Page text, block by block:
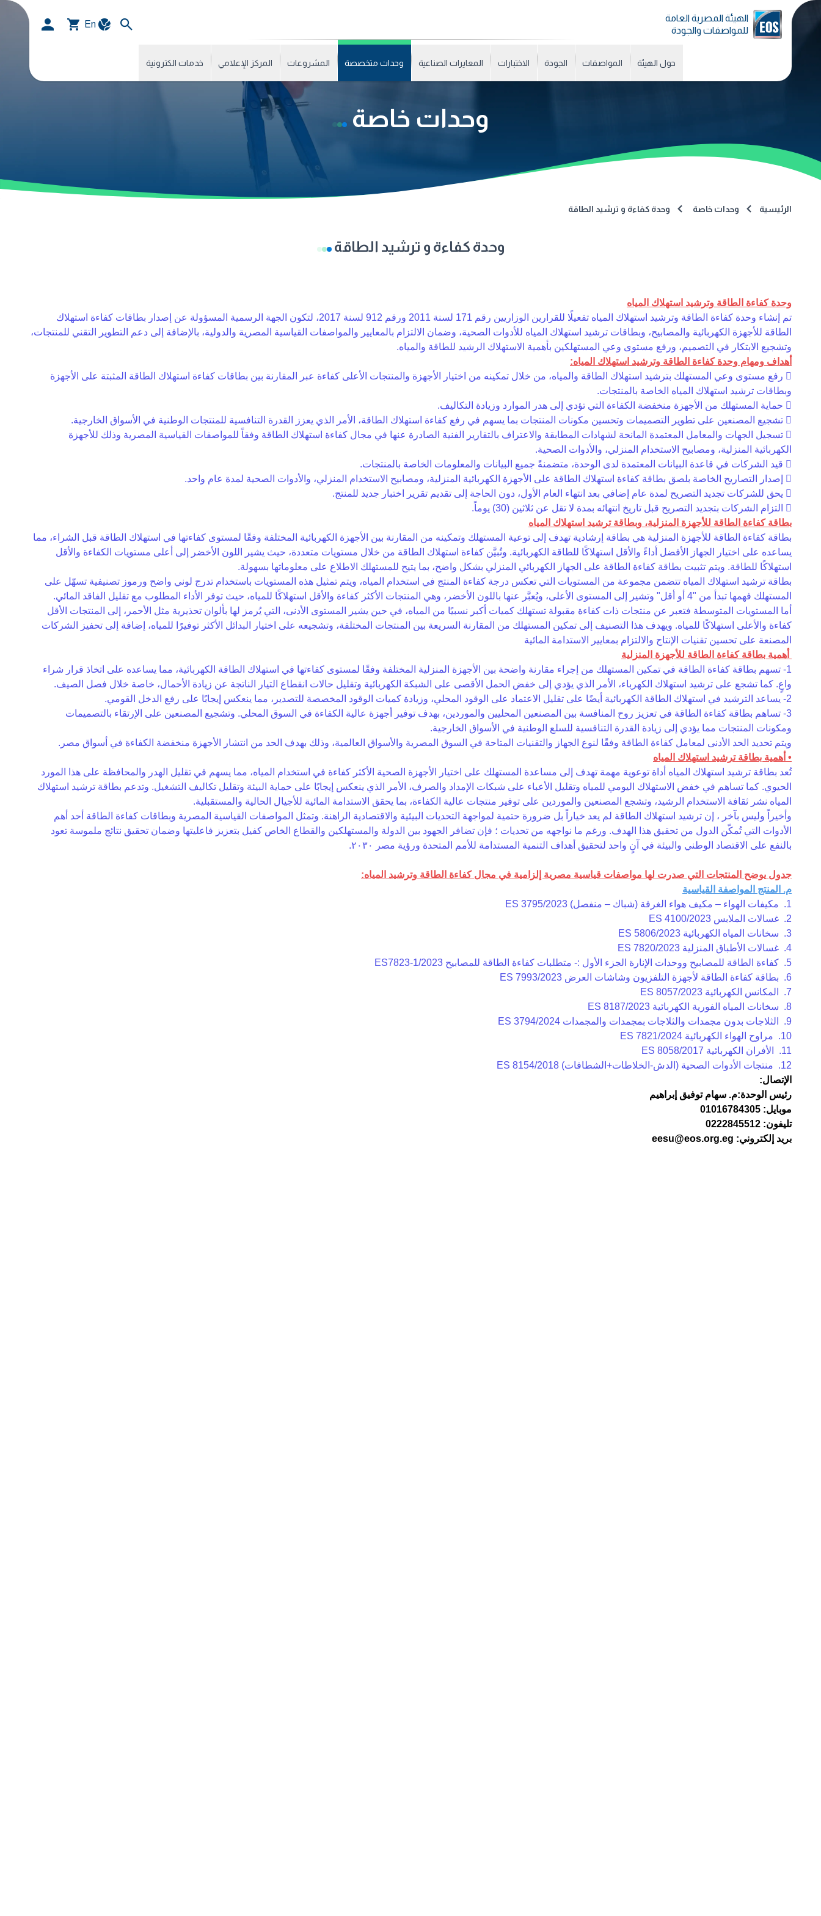
الهيئة المصرية العامة
للمواصفات والجودة
En
حول الهيئة المواصفات الجودة الاختبارات المعايرات الصناعية وحدات متخصصة المشروعات المركز الإعلامي خدمات الكترونية
وحدات خاصة
الرئيسية وحدات خاصة وحدة كفاءة و ترشيد الطاقة
وحدة كفاءة و ترشيد الطاقة
وحدة كفاءة الطاقة وترشيد استهلاك المياه
تم إنشاء وحدة كفاءة الطاقة وترشيد استهلاك المياه تفعيلًا للقرارين الوزاريين رقم 171 لسنة 2011 ورقم 912 لسنة 2017، لتكون الجهة الرسمية المسؤولة عن إصدار بطاقات كفاءة استهلاك
الطاقة للأجهزة الكهربائية والمصابيح، وبطاقات ترشيد استهلاك المياه للأدوات الصحية، وضمان الالتزام بالمعايير والمواصفات القياسية المصرية والدولية، بالإضافة إلى دعم التطوير التقني للمنتجات،
وتشجيع الابتكار في التصميم، ورفع مستوى وعي المستهلكين بأهمية الاستهلاك الرشيد للطاقة والمياه.
أهداف ومهام وحدة كفاءة الطاقة وترشيد استهلاك المياه:
 رفع مستوى وعي المستهلك بترشيد استهلاك الطاقة والمياه، من خلال تمكينه من اختيار الأجهزة والمنتجات الأعلى كفاءة عبر المقارنة بين بطاقات كفاءة استهلاك الطاقة المثبتة على الأجهزة
وبطاقات ترشيد استهلاك المياه الخاصة بالمنتجات.
 حماية المستهلك من الأجهزة منخفضة الكفاءة التي تؤدي إلى هدر الموارد وزيادة التكاليف.
 تشجيع المصنعين على تطوير التصميمات وتحسين مكونات المنتجات بما يسهم في رفع كفاءة استهلاك الطاقة، الأمر الذي يعزز القدرة التنافسية للمنتجات الوطنية في الأسواق الخارجية.
 تسجيل الجهات والمعامل المعتمدة المانحة لشهادات المطابقة والاعتراف بالتقارير الفنية الصادرة عنها في مجال كفاءة استهلاك الطاقة وفقاً للمواصفات القياسية المصرية وذلك للأجهزة
الكهربائية المنزلية، ومصابيح الاستخدام المنزلي، والأدوات الصحية.
 قيد الشركات في قاعدة البيانات المعتمدة لدى الوحدة، متضمنةً جميع البيانات والمعلومات الخاصة بالمنتجات.
 إصدار التصاريح الخاصة بلصق بطاقة كفاءة استهلاك الطاقة على الأجهزة الكهربائية المنزلية، ومصابيح الاستخدام المنزلي، والأدوات الصحية لمدة عام واحد.
 يحق للشركات تجديد التصريح لمدة عام إضافي بعد انتهاء العام الأول، دون الحاجة إلى تقديم تقرير اختبار جديد للمنتج.
 التزام الشركات بتجديد التصريح قبل تاريخ انتهائه بمدة لا تقل عن ثلاثين (30) يوماً.
بطاقة كفاءة الطاقة للأجهزة المنزلية، وبطاقة ترشيد استهلاك المياه
بطاقة كفاءة الطاقة للأجهزة المنزلية هي بطاقة إرشادية تهدف إلى توعية المستهلك وتمكينه من المقارنة بين الأجهزة الكهربائية المختلفة وفقًا لمستوى كفاءتها في استهلاك الطاقة قبل الشراء، مما
يساعده على اختيار الجهاز الأفضل أداءً والأقل استهلاكًا للطاقة الكهربائية. وتُبيَّن كفاءة استهلاك الطاقة من خلال مستويات متعددة، حيث يشير اللون الأخضر إلى أعلى مستويات الكفاءة والأقل
استهلاكًا للطاقة. ويتم تثبيت بطاقة كفاءة الطاقة على الجهاز الكهربائي المنزلي بشكل واضح، بما يتيح للمستهلك الاطلاع على معلوماتها بسهولة.
بطاقة ترشيد استهلاك المياه تتضمن مجموعة من المستويات التي تعكس درجة كفاءة المنتج في استخدام المياه، ويتم تمثيل هذه المستويات باستخدام تدرج لوني واضح ورموز تصنيفية تسهّل على
المستهلك فهمها تبدأ من "4 أو أقل" وتشير إلى المستوى الأعلى، ويُعبَّر عنها باللون الأخضر، وهي المنتجات الأكثر كفاءة والأقل استهلاكًا للمياه، حيث توفر الأداء المطلوب مع تقليل الفاقد المائي.
أما المستويات المتوسطة فتعبر عن منتجات ذات كفاءة مقبولة تستهلك كميات أكبر نسبيًا من المياه، في حين يشير المستوى الأدنى، التي يُرمز لها بألوان تحذيرية مثل الأحمر، إلى المنتجات الأقل
كفاءة والأعلى استهلاكًا للمياه. ويهدف هذا التصنيف إلى تمكين المستهلك من المقارنة السريعة بين المنتجات المختلفة، وتشجيعه على اختيار البدائل الأكثر توفيرًا للمياه، إضافة إلى تحفيز الشركات
المصنعة على تحسين تقنيات الإنتاج والالتزام بمعايير الاستدامة المائية
أهمية بطاقة كفاءة الطاقة للأجهزة المنزلية
1- تسهم بطاقة كفاءة الطاقة في تمكين المستهلك من إجراء مقارنة واضحة بين الأجهزة المنزلية المختلفة وفقًا لمستوى كفاءتها في استهلاك الطاقة الكهربائية، مما يساعده على اتخاذ قرار شراء
واعٍ. كما تشجع على ترشيد استهلاك الكهرباء، الأمر الذي يؤدي إلى خفض الحمل الأقصى على الشبكة الكهربائية وتقليل حالات انقطاع التيار الناتجة عن زيادة الأحمال، خاصة خلال فصل الصيف.
2- يساعد الترشيد في استهلاك الطاقة الكهربائية أيضًا على تقليل الاعتماد على الوقود المحلي، وزيادة كميات الوقود المخصصة للتصدير، مما ينعكس إيجابًا على رفع الدخل القومي.
3- تساهم بطاقة كفاءة الطاقة في تعزيز روح المنافسة بين المصنعين المحليين والموردين، بهدف توفير أجهزة عالية الكفاءة في السوق المحلي. وتشجيع المصنعين على الإرتقاء بالتصميمات
ومكونات المنتجات مما يؤدي إلى زيادة القدرة التنافسية للسلع الوطنية في الأسواق الخارجية.
ويتم تحديد الحد الأدنى لمعامل كفاءة الطاقة وفقًا لنوع الجهاز والتقنيات المتاحة في السوق المصرية والأسواق العالمية، وذلك بهدف الحد من انتشار الأجهزة منخفضة الكفاءة في أسواق مصر.
• أهمية بطاقة ترشيد استهلاك المياه
تُعد بطاقة ترشيد استهلاك المياه أداة توعوية مهمة تهدف إلى مساعدة المستهلك على اختيار الأجهزة الصحية الأكثر كفاءة في استخدام المياه، مما يسهم في تقليل الهدر والمحافظة على هذا المورد
الحيوي. كما تساهم في خفض الاستهلاك اليومي للمياه وتقليل الأعباء على شبكات الإمداد والصرف، الأمر الذي ينعكس إيجابًا على حماية البيئة وتقليل تكاليف التشغيل. وتدعم بطاقة ترشيد استهلاك
المياه نشر ثقافة الاستخدام الرشيد، وتشجع المصنعين والموردين على توفير منتجات عالية الكفاءة، بما يحقق الاستدامة المائية للأجيال الحالية والمستقبلية.
وأخيراً وليس بآخر ، إن ترشيد استهلاك الطاقة لم يعد خياراً بل ضرورة حتمية لمواجهة التحديات البيئية والاقتصادية الراهنة. وتمثل المواصفات القياسية المصرية وبطاقات كفاءة الطاقة أحد أهم
الأدوات التي تُمكّن الدول من تحقيق هذا الهدف. ورغم ما نواجهه من تحديات ؛ فإن تضافر الجهود بين الدولة والمستهلكين والقطاع الخاص كفيل بتعزيز فاعليتها وضمان تحقيق نتائج ملموسة تعود
بالنفع على الاقتصاد الوطني والبيئة في آنٍ واحد لتحقيق أهداف التنمية المستدامة للأمم المتحدة ورؤية مصر ٢٠٣٠.
جدول يوضح المنتجات التي صدرت لها مواصفات قياسية مصرية إلزامية في مجال كفاءة الطاقة وترشيد المياه:
م. المنتج المواصفة القياسية
1. مكيفات الهواء – مكيف هواء الغرفة (شباك – منفصل) ES 3795/2023
2. غسالات الملابس ES 4100/2023
3. سخانات المياه الكهربائية ES 5806/2023
4. غسالات الأطباق المنزلية ES 7820/2023
5. كفاءة الطاقة للمصابيح ووحدات الإنارة الجزء الأول :- متطلبات كفاءة الطاقة للمصابيح ES7823-1/2023
6. بطاقة كفاءة الطاقة لأجهزة التلفزيون وشاشات العرض ES 7993/2023
7. المكانس الكهربائية ES 8057/2023
8. سخانات المياه الفورية الكهربائية ES 8187/2023
9. الثلاجات بدون مجمدات والثلاجات بمجمدات والمجمدات ES 3794/2024
10. مراوح الهواء الكهربائية ES 7821/2024
11. الأفران الكهربائية ES 8058/2017
12. منتجات الأدوات الصحية (الدش-الخلاطات+الشطافات) ES 8154/2018
الإتصال:
رئيس الوحدة:م. سهام توفيق إبراهيم
موبايل: 01016784305
تليفون: 0222845512
بريد إلكتروني: eesu@eos.org.eg